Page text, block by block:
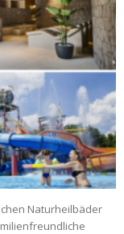
Naturheilbäder